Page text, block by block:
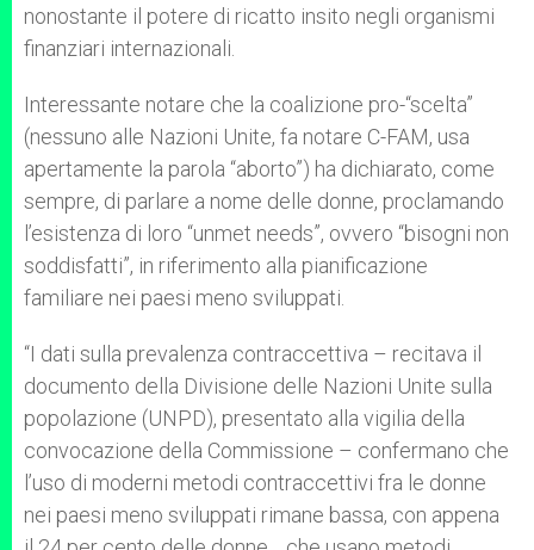
nonostante il potere di ricatto insito negli organismi
finanziari internazionali.
Interessante notare che la coalizione pro-“scelta”
(nessuno alle Nazioni Unite, fa notare C-FAM, usa
apertamente la parola “aborto”) ha dichiarato, come
sempre, di parlare a nome delle donne, proclamando
l’esistenza di loro “unmet needs”, ovvero “bisogni non
soddisfatti”, in riferimento alla pianificazione
familiare nei paesi meno sviluppati.
“I dati sulla prevalenza contraccettiva – recitava il
documento della Divisione delle Nazioni Unite sulla
popolazione (UNPD), presentato alla vigilia della
convocazione della Commissione – confermano che
l’uso di moderni metodi contraccettivi fra le donne
nei paesi meno sviluppati rimane bassa, con appena